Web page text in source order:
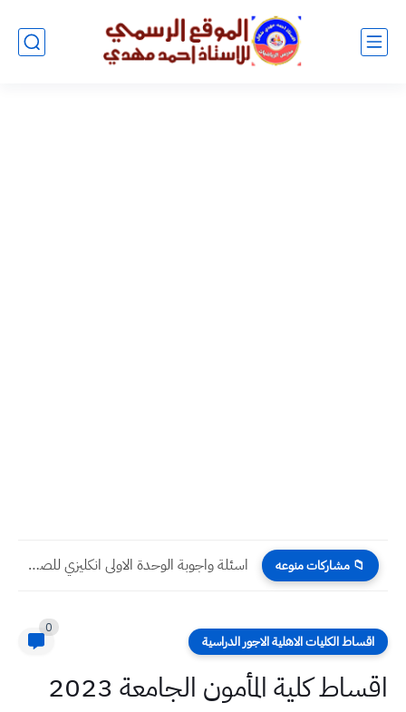
📁 مشاركات منوعه اسئلة واجوبة الوحدة الاولى انكليزي للصف الثاني المتوسط 2023 حسب...
اقساط الكليات الاهلية الاجور الدراسية
0
اقساط كلية المأمون الجامعة 2023